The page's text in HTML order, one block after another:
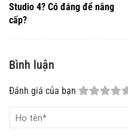
Studio 4? Có đáng để nâng
cấp?
Bình luận
Đánh giá của bạn